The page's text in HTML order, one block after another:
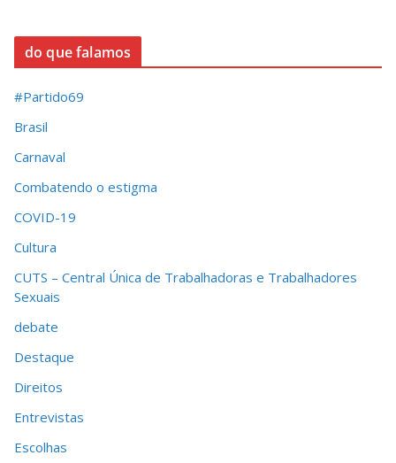
do que falamos
#Partido69
Brasil
Carnaval
Combatendo o estigma
COVID-19
Cultura
CUTS – Central Única de Trabalhadoras e Trabalhadores
Sexuais
debate
Destaque
Direitos
Entrevistas
Escolhas